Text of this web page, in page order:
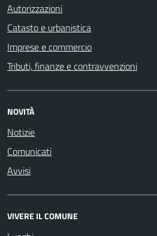
Autorizzazioni
Catasto e urbanistica
Imprese e commercio
Tributi, finanze e contravvenzioni
NOVITÀ
Notizie
Comunicati
Avvisi
VIVERE IL COMUNE